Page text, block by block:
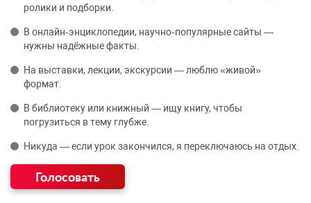
ролики и подборки.
В онлайн‑энциклопедии, научно‑популярные сайты —
нужны надёжные факты.
На выставки, лекции, экскурсии — люблю «живой»
формат.
В библиотеку или книжный — ищу книгу, чтобы
погрузиться в тему глубже.
Никуда — если урок закончился, я переключаюсь на отдых.